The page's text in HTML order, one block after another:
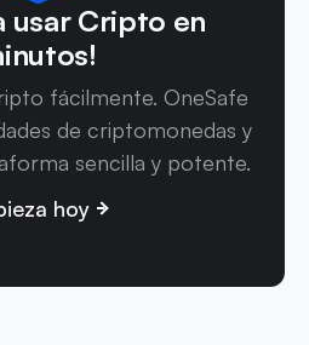
usar Cripto en
fácilmente. OneSafe
de criptomonedas y
sencilla y potente.
hoy